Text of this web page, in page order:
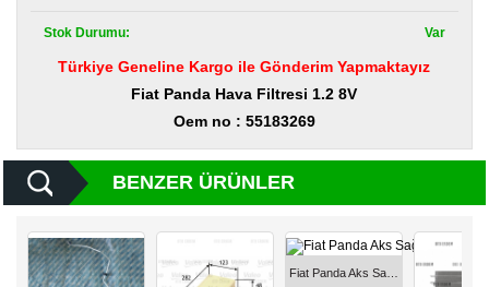
TOFAŞ
Parça
Yedek
Parça
Stok Durumu: Var
Türkiye Geneline Kargo ile Gönderim Yapmaktayız
Fiat Panda Hava Filtresi 1.2 8V
Oem no : 55183269
BENZER ÜRÜNLER
Fiat Panda Aks Sağ Ön Komple 1.2 2003-2012 46308259